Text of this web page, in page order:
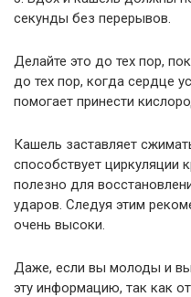
секунды без перерывов.
Делайте это до тех пор,
до тех пор, когда сердце
помогает принести
Кашель заставляет
способствует циркуляции
полезно для
ударов. Следуя этим
очень высоки.
Даже, если вы молоды и вы
эту информацию, так как